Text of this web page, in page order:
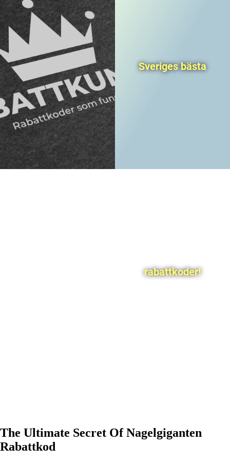
Sveriges bästa
rabattkoder!
The Ultimate Secret Of Nagelgiganten
Rabattkod